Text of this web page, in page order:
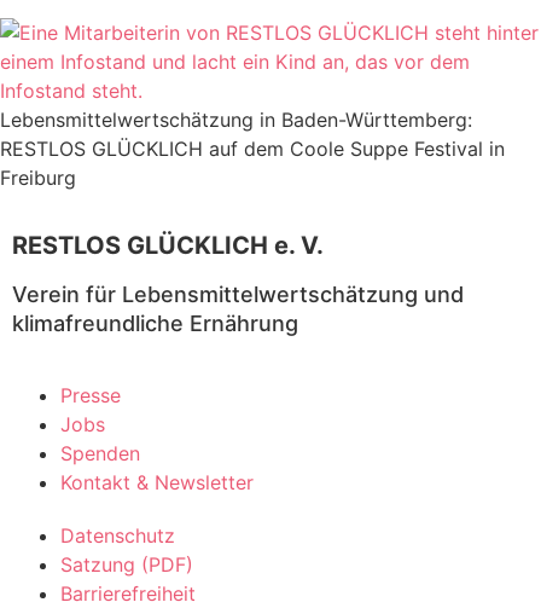
Lebensmittelwertschätzung in Baden-Württemberg:
RESTLOS GLÜCKLICH auf dem Coole Suppe Festival in
Freiburg
RESTLOS GLÜCKLICH e. V.
Verein für Lebensmittelwertschätzung und
klimafreundliche Ernährung
Presse
Jobs
Spenden
Kontakt & Newsletter
Datenschutz
Satzung (PDF)
Barrierefreiheit